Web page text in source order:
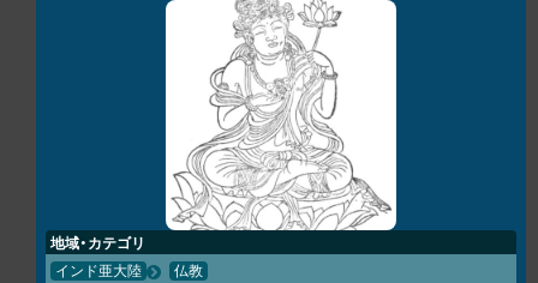
地域・カテゴリ
インド亜大陸 仏教